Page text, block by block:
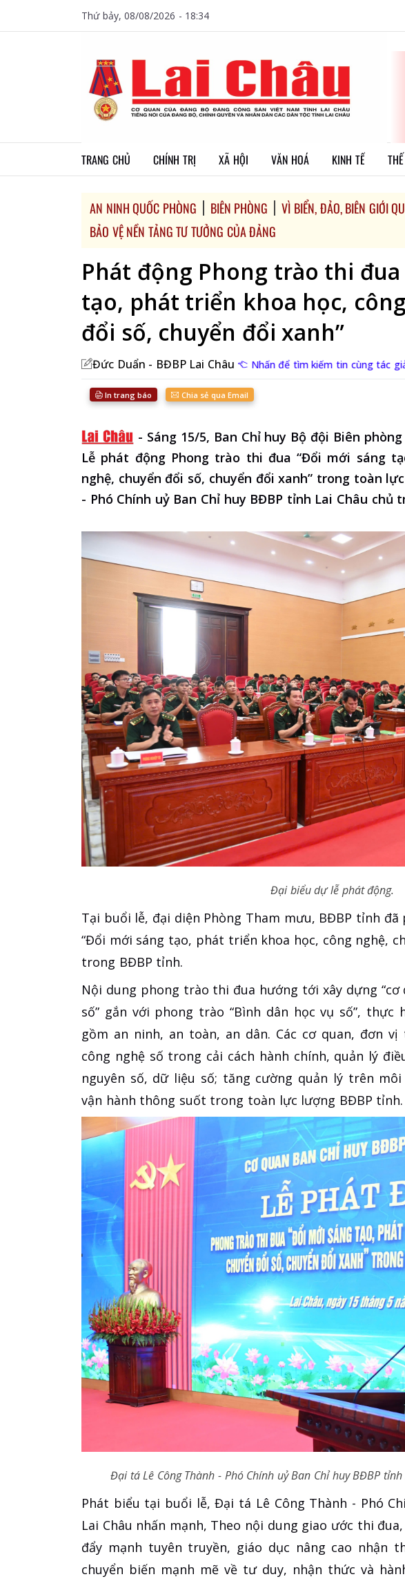
Thứ bảy, 08/08/2026 - 18:34
TRANG CHỦ CHÍNH TRỊ XÃ HỘI VĂN HOÁ KINH TẾ
AN NINH QUỐC PHÒNG BIÊN PHÒNG
VÌ BIỂN, ĐẢO, BIÊN GIỚI
BẢO VỆ NỀN TẢNG TƯ TƯỞNG CỦA ĐẢNG
Phát động Phong trào thi
tạo, phát triển khoa học,
đổi số, chuyển đổi xanh”
Đức Duẩn - BĐBP Lai Châu Nhấn để tìm kiếm tin cùng tác
In trang báo Chia sẻ qua Email
- Sáng 15/5, Ban Chỉ huy Bộ đội Biên
Lễ phát động Phong trào thi đua “Đổi mới sáng
nghệ, chuyển đổi số, chuyển đổi xanh” trong toàn
- Phó Chính uỷ Ban Chỉ huy BĐBP tỉnh Lai Châu chủ
Đại biểu dự lễ phát động.
Tại buổi lễ, đại diện Phòng Tham mưu, BĐBP tỉnh
“Đổi mới sáng tạo, phát triển khoa học, công nghệ,
trong BĐBP tỉnh.
Nội dung phong trào thi đua hướng tới xây dựng “cơ
số” gắn với phong trào “Bình dân học vụ số”, thực
gồm an ninh, an toàn, an dân. Các cơ quan, đơn
công nghệ số trong cải cách hành chính, quản lý
nguyên số, dữ liệu số; tăng cường quản lý trên
vận hành thông suốt trong toàn lực lượng BĐBP tỉnh.
Đại tá Lê Công Thành - Phó Chính uỷ Ban Chỉ huy BĐBP
Phát biểu tại buổi lễ, Đại tá Lê Công Thành - Phó
Lai Châu nhấn mạnh, Theo nội dung giao ước thi
đẩy mạnh tuyên truyền, giáo dục nâng cao nhận
chuyển biến mạnh mẽ về tư duy, nhận thức và